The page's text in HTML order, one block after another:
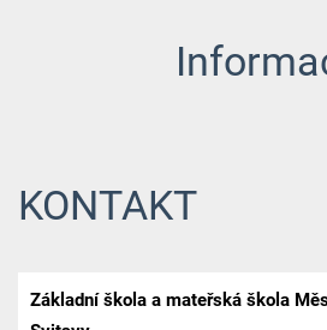
KONTAKT
Základní škola a mateřská škola